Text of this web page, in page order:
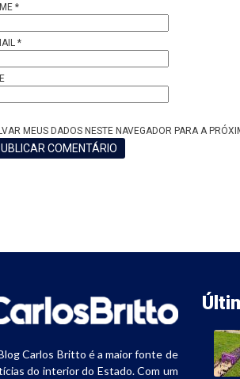
*
*
MEUS DADOS NESTE NAVEGADOR PARA A
Carlos Britto é a maior fonte de
do interior do Estado. Com um